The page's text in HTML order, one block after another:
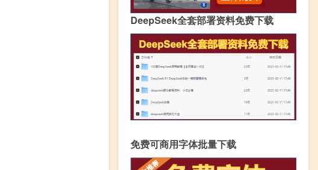
DeepSeek全套部署资料免费下载
免费可商用字体批量下载